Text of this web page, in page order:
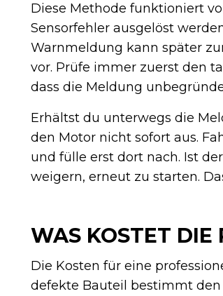
Diese Methode funktioniert
Sensorfehler ausgelöst
Warnmeldung kann später
vor. Prüfe immer zuerst den
dass die Meldung
Erhältst du unterwegs die
den Motor nicht sofort aus.
und fülle erst dort nach. Ist
weigern, erneut zu starten.
WAS KOSTET DIE
Die Kosten für eine
defekte Bauteil bestimmt den